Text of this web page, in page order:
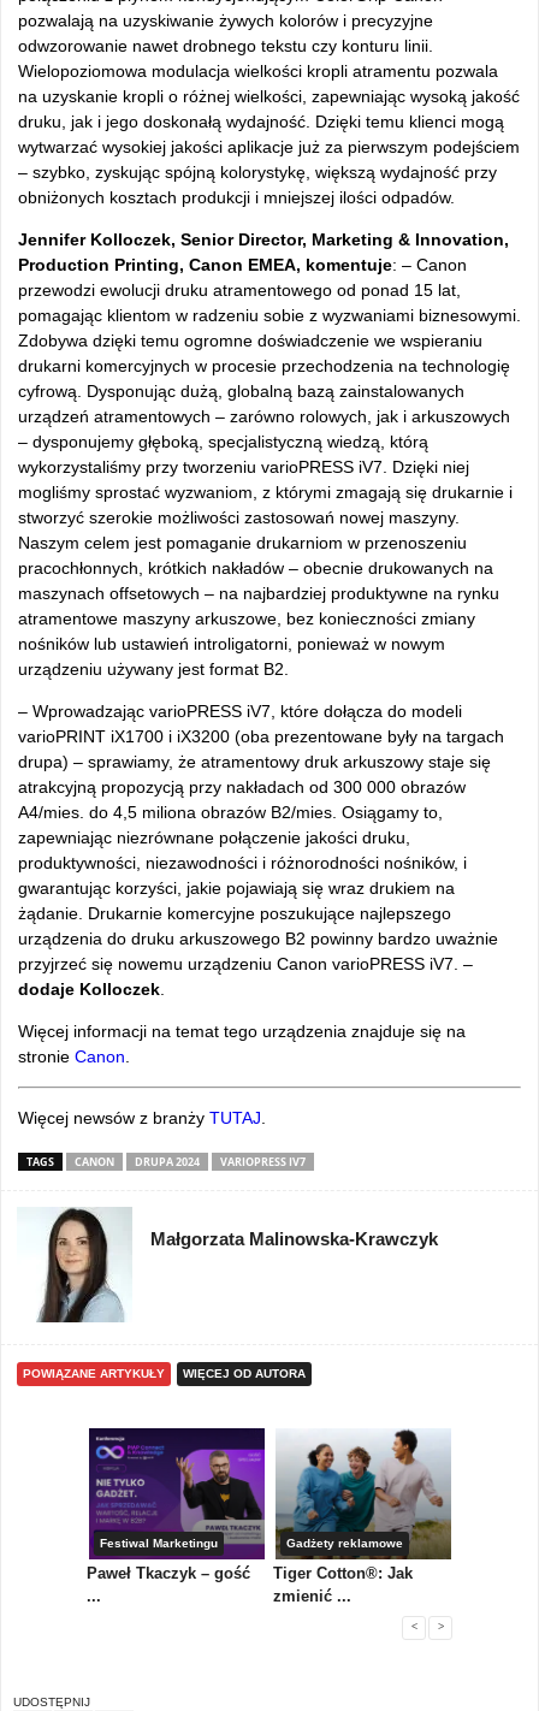
pozwalają na uzyskiwanie żywych kolorów i precyzyjne
odwzorowanie nawet drobnego tekstu czy konturu linii.
Wielopoziomowa modulacja wielkości kropli atramentu pozwala
na uzyskanie kropli o różnej wielkości, zapewniając wysoką jakość
druku, jak i jego doskonałą wydajność. Dzięki temu klienci mogą
wytwarzać wysokiej jakości aplikacje już za pierwszym podejściem
– szybko, zyskując spójną kolorystykę, większą wydajność przy
obniżonych kosztach produkcji i mniejszej ilości odpadów.
Jennifer Kolloczek, Senior Director, Marketing & Innovation,
Production Printing, Canon EMEA, komentuje: – Canon
przewodzi ewolucji druku atramentowego od ponad 15 lat,
pomagając klientom w radzeniu sobie z wyzwaniami biznesowymi.
Zdobywa dzięki temu ogromne doświadczenie we wspieraniu
drukarni komercyjnych w procesie przechodzenia na technologię
cyfrową. Dysponując dużą, globalną bazą zainstalowanych
urządzeń atramentowych – zarówno rolowych, jak i arkuszowych
– dysponujemy głęboką, specjalistyczną wiedzą, którą
wykorzystaliśmy przy tworzeniu varioPRESS iV7. Dzięki niej
mogliśmy sprostać wyzwaniom, z którymi zmagają się drukarnie i
stworzyć szerokie możliwości zastosowań nowej maszyny.
Naszym celem jest pomaganie drukarniom w przenoszeniu
pracochłonnych, krótkich nakładów – obecnie drukowanych na
maszynach offsetowych – na najbardziej produktywne na rynku
atramentowe maszyny arkuszowe, bez konieczności zmiany
nośników lub ustawień introligatorni, ponieważ w nowym
urządzeniu używany jest format B2.
– Wprowadzając varioPRESS iV7, które dołącza do modeli
varioPRINT iX1700 i iX3200 (oba prezentowane były na targach
drupa) – sprawiamy, że atramentowy druk arkuszowy staje się
atrakcyjną propozycją przy nakładach od 300 000 obrazów
A4/mies. do 4,5 miliona obrazów B2/mies. Osiągamy to,
zapewniając niezrównane połączenie jakości druku,
produktywności, niezawodności i różnorodności nośników, i
gwarantując korzyści, jakie pojawiają się wraz drukiem na
żądanie. Drukarnie komercyjne poszukujące najlepszego
urządzenia do druku arkuszowego B2 powinny bardzo uważnie
przyjrzeć się nowemu urządzeniu Canon varioPRESS iV7. –
dodaje Kolloczek.
Więcej informacji na temat tego urządzenia znajduje się na
stronie Canon.
Więcej newsów z branży TUTAJ.
TAGS CANON DRUPA 2024 VARIOPRESS IV7
Małgorzata Malinowska-Krawczyk
POWIĄZANE ARTYKUŁY WIĘCEJ OD AUTORA
Festiwal Marketingu
Paweł Tkaczyk – gość
...
Gadżety reklamowe
Tiger Cotton®: Jak
zmienić ...
< >
UDOSTĘPNIJ